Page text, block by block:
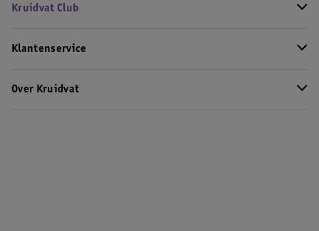
Kruidvat Club
Klantenservice
Over Kruidvat